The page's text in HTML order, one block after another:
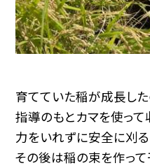
育てていた稲が成長し
指導のもとカマを使って
力をいれずに安全に刈る
その後は稲の束を作って